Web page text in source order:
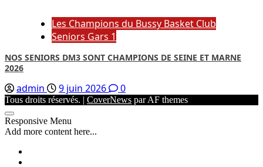
Les Champions du Bussy Basket Club
Seniors Gars 1
NOS SENIORS DM3 SONT CHAMPIONS DE SEINE ET MARNE
2026
admin 9 juin 2026 0
Tous droits réservés. | CoverNews par AF themes
Responsive Menu
Add more content here...